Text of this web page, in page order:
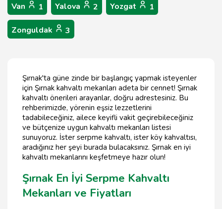
Van 1 Yalova 2 Yozgat 1
Zonguldak 3
Şırnak'ta güne zinde bir başlangıç yapmak isteyenler
için Şırnak kahvaltı mekanları adeta bir cennet! Şırnak
kahvaltı önerileri arayanlar, doğru adrestesiniz. Bu
rehberimizde, yörenin eşsiz lezzetlerini
tadabileceğiniz, ailece keyifli vakit geçirebileceğiniz
ve bütçenize uygun kahvaltı mekanları listesi
sunuyoruz. İster serpme kahvaltı, ister köy kahvaltısı,
aradığınız her şeyi burada bulacaksınız. Şırnak en iyi
kahvaltı mekanlarını keşfetmeye hazır olun!
Şırnak En İyi Serpme Kahvaltı
Mekanları ve Fiyatları